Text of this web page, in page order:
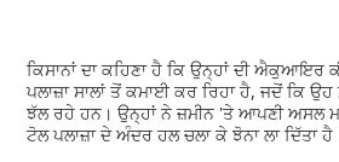
ਕਿਸਾਨਾਂ ਦਾ ਕਹਿਣਾ ਹੈ ਕਿ ਉਨ੍ਹਾਂ ਦੀ ਐਕੁਆਇਰ
ਪਲਾਜ਼ਾ ਸਾਲਾਂ ਤੋਂ ਕਮਾਈ ਕਰ ਰਿਹਾ ਹੈ, ਜਦੋਂ ਕਿ ਉਹ
ਝੱਲ ਰਹੇ ਹਨ। ਉਨ੍ਹਾਂ ਨੇ ਜ਼ਮੀਨ 'ਤੇ ਆਪਣੀ ਅਸਲ
ਟੋਲ ਪਲਾਜ਼ਾ ਦੇ ਅੰਦਰ ਹਲ ਚਲਾ ਕੇ ਝੋਨਾ ਲਾ ਦਿੱਤਾ